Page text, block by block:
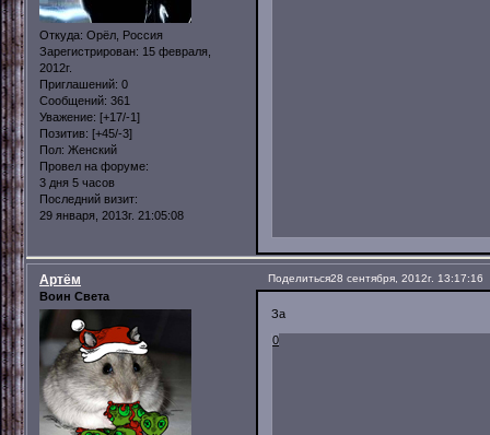
Откуда: Орёл, Россия
Зарегистрирован: 15 февраля,
2012г.
Приглашений: 0
Сообщений: 361
Уважение: [+17/-1]
Позитив: [+45/-3]
Пол: Женский
Провел на форуме:
3 дня 5 часов
Последний визит:
29 января, 2013г. 21:05:08
Поделиться28 сентября, 2012г. 13:17:16
Артём
Воин Света
За
0